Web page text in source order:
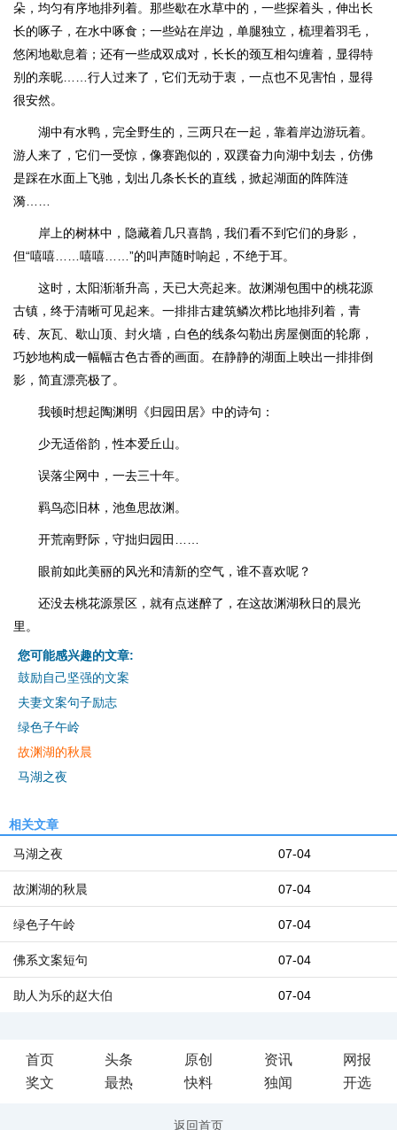
朵，均匀有序地排列着。那些歇在水草中的，一些探着头，伸出长
长的啄子，在水中啄食；一些站在岸边，单腿独立，梳理着羽毛，
悠闲地歇息着；还有一些成双成对，长长的颈互相勾缠着，显得特
别的亲昵……行人过来了，它们无动于衷，一点也不见害怕，显得
很安然。
湖中有水鸭，完全野生的，三两只在一起，靠着岸边游玩着。
游人来了，它们一受惊，像赛跑似的，双蹼奋力向湖中划去，仿佛
是踩在水面上飞驰，划出几条长长的直线，掀起湖面的阵阵涟
漪……
岸上的树林中，隐藏着几只喜鹊，我们看不到它们的身影，
但“嘻嘻……嘻嘻……”的叫声随时响起，不绝于耳。
这时，太阳渐渐升高，天已大亮起来。故渊湖包围中的桃花源
古镇，终于清晰可见起来。一排排古建筑鳞次栉比地排列着，青
砖、灰瓦、歇山顶、封火墙，白色的线条勾勒出房屋侧面的轮廓，
巧妙地构成一幅幅古色古香的画面。在静静的湖面上映出一排排倒
影，简直漂亮极了。
我顿时想起陶渊明《归园田居》中的诗句：
少无适俗韵，性本爱丘山。
误落尘网中，一去三十年。
羁鸟恋旧林，池鱼思故渊。
开荒南野际，守拙归园田……
眼前如此美丽的风光和清新的空气，谁不喜欢呢？
还没去桃花源景区，就有点迷醉了，在这故渊湖秋日的晨光
里。
您可能感兴趣的文章:
鼓励自己坚强的文案
夫妻文案句子励志
绿色子午岭
故渊湖的秋晨
马湖之夜
相关文章
07-04
马湖之夜
07-04
故渊湖的秋晨
07-04
绿色子午岭
07-04
佛系文案短句
07-04
助人为乐的赵大伯
首页 头条 原创 资讯
网报
奖文
最热 快料 独闻 开选
返回首页